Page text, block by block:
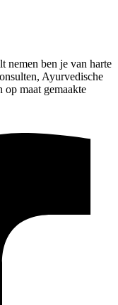
nemen ben je van harte
Ayurvedische
op maat gemaakte